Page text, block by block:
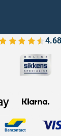
4.68
Bekijk de